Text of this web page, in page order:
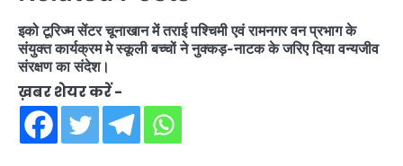
इको टूरिज्म सेंटर चूनाखान में तराई पश्चिमी एवं रामनगर वन प्रभाग के
संयुक्त कार्यक्रम मे स्कूली बच्चों ने नुक्कड़-नाटक के जरिए दिया वन्यजीव
संरक्षण का संदेश।
ख़बर शेयर करें -